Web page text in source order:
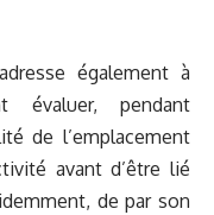
également à
évaluer, pendant
de l’emplacement
avant d’être lié
de par son